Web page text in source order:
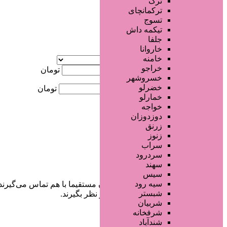
ترکمانچای
تسوج
تیکمه داش
جلفا
خاروانا
خامنه
خراجو
خسروشهر
خضرلو
خمارلو
خواجه
دوزدوزان
زرنق
زنوز
سراب
سردرود
سهند
سیس
سیه رود
شبستر
شربیان
شرفخانه
شندآباد
آگهی ویژه
کمترین قیمت
تومان
بیشترین قیمت تومان
در سایت تبلیغاتی مرکز زیبایی کاربران مستقیما با هم تماس
خودشان جنبه‌های مختلف امنیتی را در نظر بگیرند.